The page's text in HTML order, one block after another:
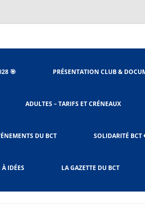
🎯 PRÉSENTATION CLUB &
LE RÈGLEMENT INTÉRIEUR
ADULTES & JEUNES
LES CRÉNEAUX ET TARIFS
ADULTES – TARIFS ET CRÉNEAUX
DU BCT SOLIDARITÉ
À IDÉES LA GAZETTE DU BCT